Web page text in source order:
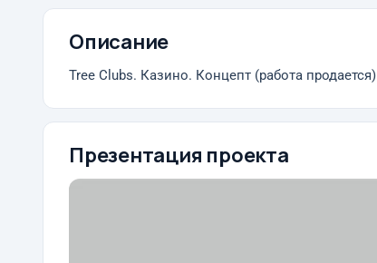
Описание
Tree Clubs. Казино. Концепт (работа продается)
Презентация проекта